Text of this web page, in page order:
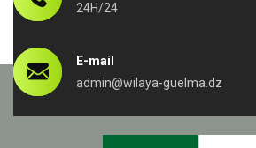
24H/24
E-mail
admin@wilaya-guelma.dz